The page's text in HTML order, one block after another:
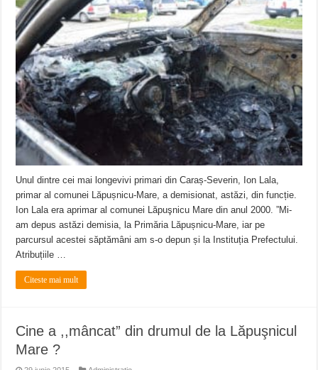
ANUNȚ OPRIRE APĂ în Reșița – avarie – 04.08.2026 – str. Văliugului și
ANUNŢ OPRIRE APĂ în CARANSEBEȘ – 04.08.2026 – avarie – Calea
Unul dintre cei mai longevivi primari din Caraș-Severin, Ion Lala,
primar al comunei Lăpușnicu-Mare, a demisionat, astăzi, din funcție.
Ion Lala era aprimar al comunei Lăpuşnicu Mare din anul 2000. ”Mi-
am depus astăzi demisia, la Primăria Lăpușnicu-Mare, iar pe
parcursul acestei săptămâni am s-o depun și la Instituția Prefectului.
Atribuțiile …
Citeste mai mult
Cine a ,,mâncat” din drumul de la Lăpuşnicul
Mare ?